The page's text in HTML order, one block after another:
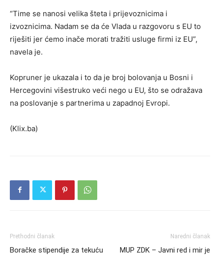
“Time se nanosi velika šteta i prijevoznicima i
izvoznicima. Nadam se da će Vlada u razgovoru s EU to
riješiti jer ćemo inače morati tražiti usluge firmi iz EU”,
navela je.
Kopruner je ukazala i to da je broj bolovanja u Bosni i
Hercegovini višestruko veći nego u EU, što se odražava
na poslovanje s partnerima u zapadnoj Evropi.
(Klix.ba)
Prethodni članak
Boračke stipendije za tekuću
Naredni članak
MUP ZDK – Javni red i mir je